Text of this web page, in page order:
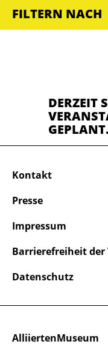
FILTERN NACH
DERZEIT
GEPLANT.
AlliiertenMuseum
Kontakt
Presse
Impressum
Barrierefreiheit der
Datenschutz